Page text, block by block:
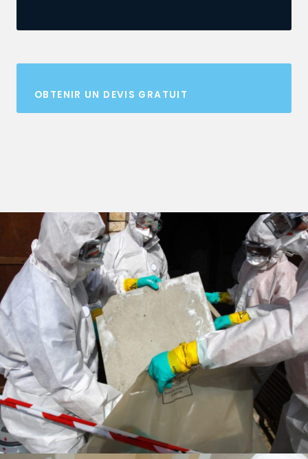
OBTENIR UN DEVIS GRATUIT